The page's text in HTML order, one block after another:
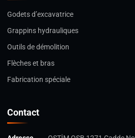
Godets d’excavatrice
Grappins hydrauliques
Outils de démolition
Flèches et bras
Fabrication spéciale
Contact